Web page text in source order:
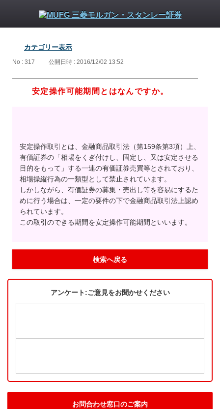
カテゴリー表示
No : 317 公開日時 : 2016/12/02 13:52
安定操作可能期間とはなんですか。
安定操作取引とは、金融商品取引法（第159条第3項）上、
有価証券の「相場をくぎ付けし、固定し、又は安定させる
目的をもって」する一連の有価証券売買等とされており、
相場操縦行為の一類型として禁止されています。
しかしながら、有価証券の募集・売出し等を容易にするた
めに行う場合は、一定の要件の下で金融商品取引法上認め
られています。
この取引のできる期間を安定操作可能期間といいます。
検索へ戻る
アンケート:ご意見をお聞かせください
お問合わせ窓口のご案内